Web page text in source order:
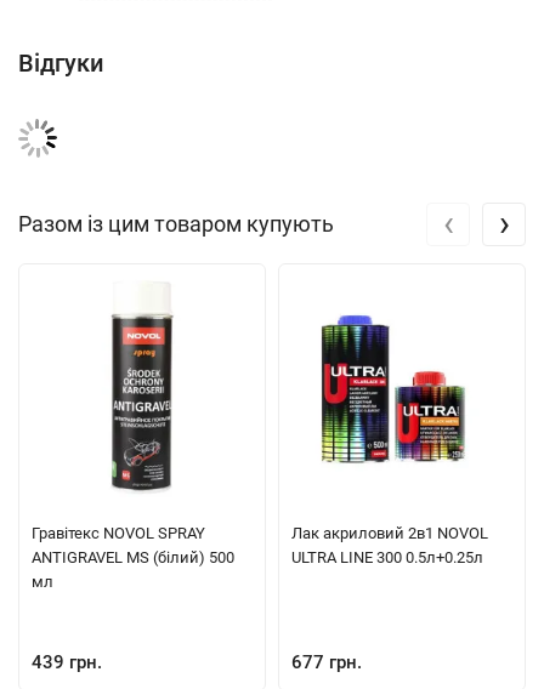
Відгуки
Разом із цим товаром купують
Гравітекс NOVOL SPRAY
ANTIGRAVEL MS (білий) 500
мл
439 грн.
Лак акриловий 2в1 NOVOL
ULTRA LINE 300 0.5л+0.25л
677 грн.
‹ ›